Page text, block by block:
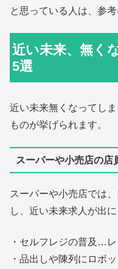
と思っている人は、参
近い未来、無く
5選
近い未来無くなってし
ものが挙げられます。
スーパーや小売店の店
スーパーや小売店では
し、近い未来求人が出
・セルフレジの普及…
・品出しや陳列にロボ